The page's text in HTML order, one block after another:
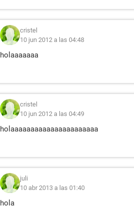
cristel
10 jun 2012 a las 04:48
holaaaaaaa
cristel
10 jun 2012 a las 04:49
holaaaaaaaaaaaaaaaaaaaaaa
juli
10 abr 2013 a las 01:40
hola